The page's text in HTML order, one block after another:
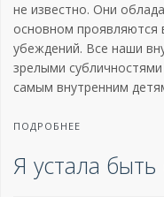
не известно. Они
основном проявляются
убеждений. Все наши
зрелыми
самым внутренним
ПОДРОБНЕЕ
Я устала